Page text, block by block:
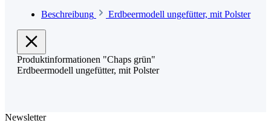
Beschreibung Erdbeermodell ungefütter, mit Polster
Produktinformationen "Chaps grün"
Erdbeermodell ungefütter, mit Polster
Newsletter